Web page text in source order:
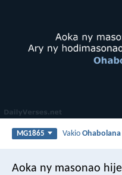
MG1865 VakioOhabolana
Aoka ny masonao